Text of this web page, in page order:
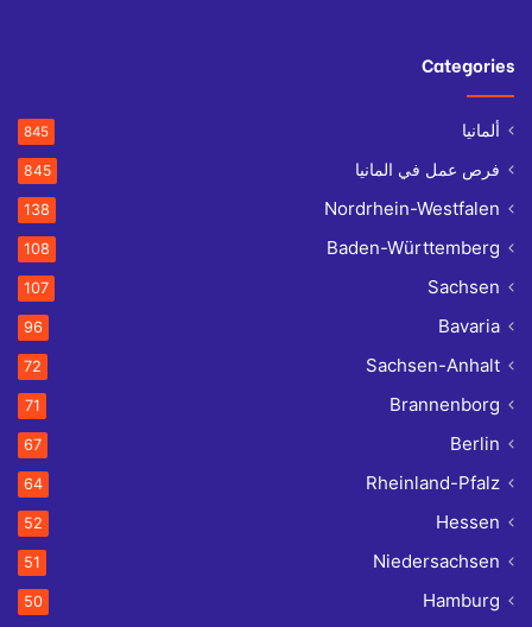
Categories
ألمانيا 845
فرص عمل في المانيا 845
Nordrhein-Westfalen
138
Baden-Württemberg
108
Sachsen
107
Bavaria
96
Sachsen-Anhalt
72
Brannenborg
71
Berlin
67
Rheinland-Pfalz
64
Hessen
52
Niedersachsen
51
Hamburg
50